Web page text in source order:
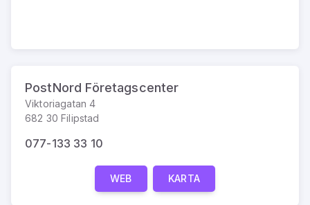
PostNord Företagscenter
Viktoriagatan 4
682 30 Filipstad
077-133 33 10
WEB KARTA